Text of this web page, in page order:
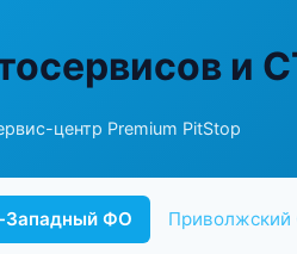
и
центр Premium PitStop
Западный ФО